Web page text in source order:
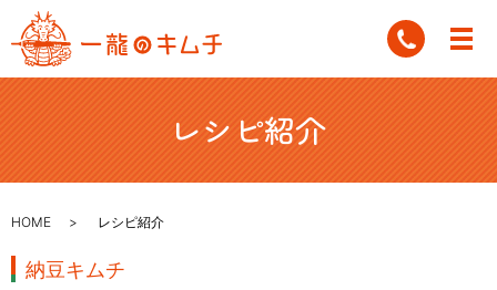
レシピ紹介
HOME レシピ紹介
納豆キムチ